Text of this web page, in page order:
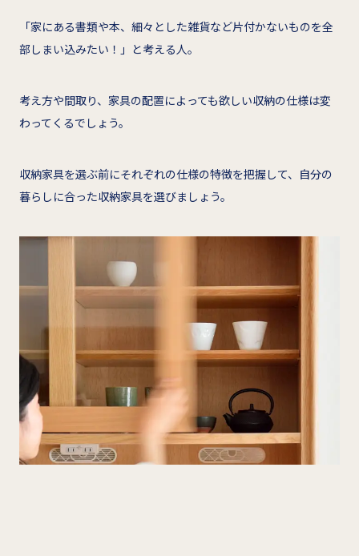
「家にある書類や本、細々とした雑貨など片付かないものを全
部しまい込みたい！」と考える人。
考え方や間取り、家具の配置によっても欲しい収納の仕様は変
わってくるでしょう。
収納家具を選ぶ前にそれぞれの仕様の特徴を把握して、自分の
暮らしに合った収納家具を選びましょう。